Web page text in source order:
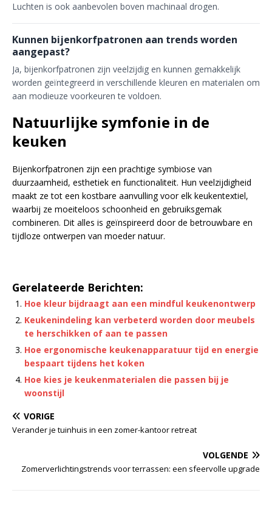
Luchten is ook aanbevolen boven machinaal drogen.
Kunnen bijenkorfpatronen aan trends worden
aangepast?
Ja, bijenkorfpatronen zijn veelzijdig en kunnen gemakkelijk
worden geïntegreerd in verschillende kleuren en materialen om
aan modieuze voorkeuren te voldoen.
Natuurlijke symfonie in de
keuken
Bijenkorfpatronen zijn een prachtige symbiose van
duurzaamheid, esthetiek en functionaliteit. Hun veelzijdigheid
maakt ze tot een kostbare aanvulling voor elk keukentextiel,
waarbij ze moeiteloos schoonheid en gebruiksgemak
combineren. Dit alles is geïnspireerd door de betrouwbare en
tijdloze ontwerpen van moeder natuur.
Gerelateerde Berichten:
Hoe kleur bijdraagt aan een mindful keukenontwerp
Keukenindeling kan verbeterd worden door meubels
te herschikken of aan te passen
Hoe ergonomische keukenapparatuur tijd en energie
bespaart tijdens het koken
Hoe kies je keukenmaterialen die passen bij je
woonstijl
VORIGE
Verander je tuinhuis in een zomer-kantoor retreat
VOLGENDE
Zomerverlichtingstrends voor terrassen: een sfeervolle upgrade